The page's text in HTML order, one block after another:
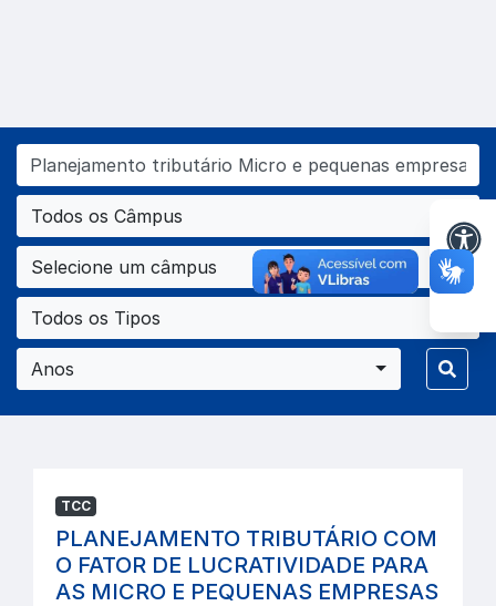
Todos os Câmpus
Selecione um câmpus
Todos os Tipos
Anos
TCC
PLANEJAMENTO TRIBUTÁRIO COM
O FATOR DE LUCRATIVIDADE PARA
AS MICRO E PEQUENAS EMPRESAS